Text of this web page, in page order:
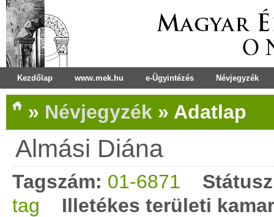
Kezdőlap www.mek.hu e-Ügyintézés Névjegyzék
» Névjegyzék » Adatlap
Almási Diána
Tagszám: 01-6871
tag
Illetékes területi